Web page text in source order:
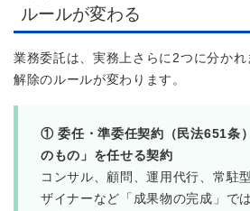
ルールが変わる
業務委託は、実務上さらに2つに分か
解除のルールが変わります。
① 委任・準委任契約（民法651条
のもの」を任せる契約
コンサル、顧問、運用代行、常駐
ザイナーなど「成果物の完成」で